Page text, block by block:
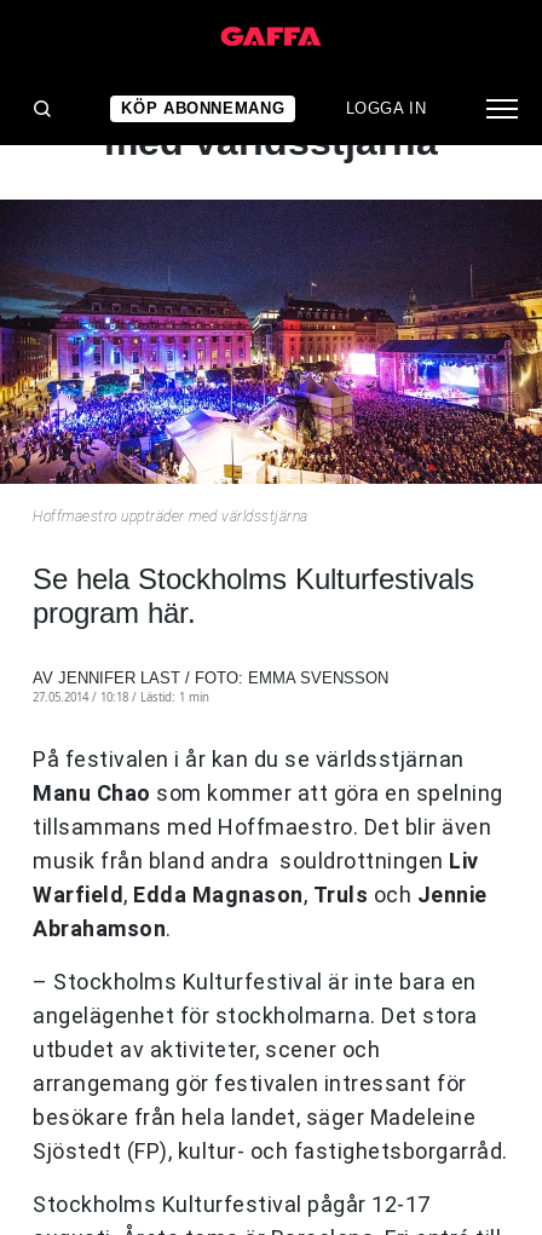
KÖP ABONNEMANG LOGGA IN
NYHET
Hoffmaestro uppträder
med världsstjärna
Hoffmaestro uppträder med världsstjärna
Se hela Stockholms Kulturfestivals
program här.
AV JENNIFER LAST / FOTO: EMMA SVENSSON
27.05.2014 / 10:18 / Lästid: 1 min
På festivalen i år kan du se världsstjärnan
Manu Chao som kommer att göra en spelning
tillsammans med Hoffmaestro. Det blir även
musik från bland andra souldrottningen Liv
Warfield , Edda Magnason, Truls och Jennie
Abrahamson.
– Stockholms Kulturfestival är inte bara en
angelägenhet för stockholmarna. Det stora
utbudet av aktiviteter, scener och
arrangemang gör festivalen intressant för
besökare från hela landet, säger Madeleine
Sjöstedt (FP), kultur- och fastighetsborgarråd.
Stockholms Kulturfestival pågår 12-17